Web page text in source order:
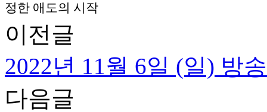
정한 애도의 시작
이전글
2022년 11월 6일 (일) 방
다음글